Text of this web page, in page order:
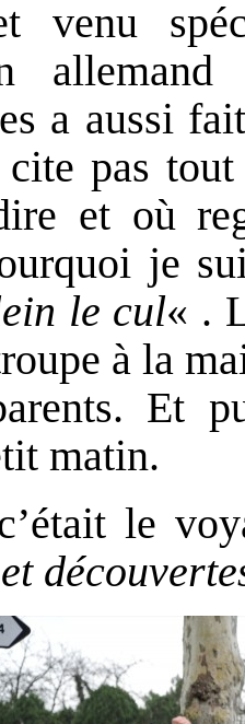
venu
allemand
a aussi
pas
et où
je
le cul« .
à la
Et
matin.
le